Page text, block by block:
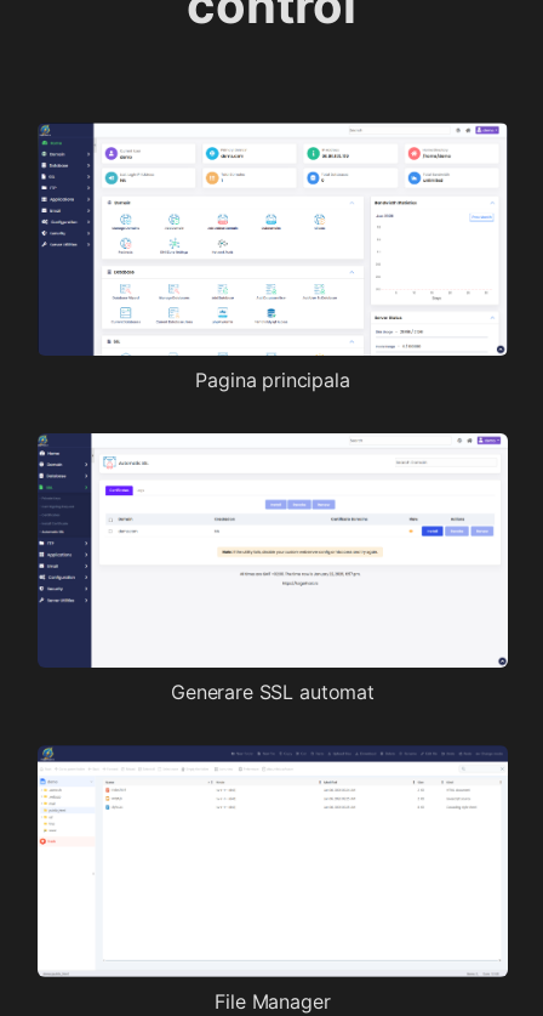
Pagina principala
Generare SSL automat
File Manager